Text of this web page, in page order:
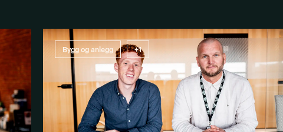
Bygg og anlegg +1